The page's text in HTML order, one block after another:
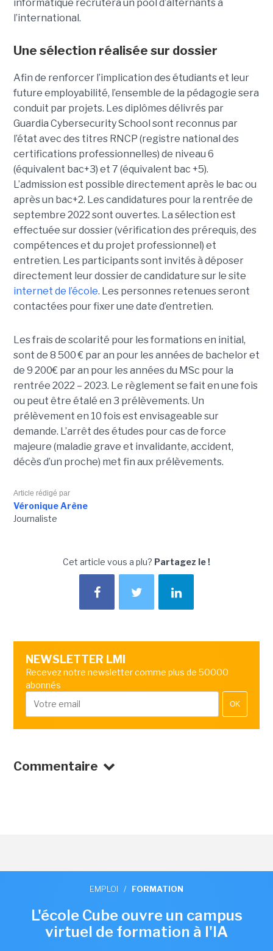
informatique recrutera un pool d’alternants à
l’international.
Une sélection réalisée sur dossier
Afin de renforcer l’implication des étudiants et leur
future employabilité, l’ensemble de la pédagogie sera
conduit par projets. Les diplômes délivrés par
Guardia Cybersecurity School sont reconnus par
l’état avec des titres RNCP (registre national des
certifications professionnelles) de niveau 6
(équivalent bac+3) et 7 (équivalent bac +5).
L’admission est possible directement après le bac ou
après un bac+2. Les candidatures pour la rentrée de
septembre 2022 sont ouvertes. La sélection est
effectuée sur dossier (vérification des prérequis, des
compétences et du projet professionnel) et
entretien. Les participants sont invités à déposer
directement leur dossier de candidature sur le site
internet de l’école. Les personnes retenues seront
contactées pour fixer une date d’entretien.
Les frais de scolarité pour les formations en initial,
sont de 8 500 € par an pour les années de bachelor et
de 9 200€ par an pour les années du MSc pour la
rentrée 2022 – 2023. Le règlement se fait en une fois
ou peut être étalé en 3 prélèvements. Un
prélèvement en 10 fois est envisageable sur
demande. L’arrêt des études pour cas de force
majeure (maladie grave et invalidante, accident,
décès d’un proche) met fin aux prélèvements.
Article rédigé par
Véronique Arène
Journaliste
Cet article vous a plu? Partagez le !
NEWSLETTER LMI
Recevez notre newsletter comme plus de 50000
abonnés
OK
Commentaire
EMPLOI / FORMATION
L'école Cube ouvre un campus
virtuel de formation à l'IA